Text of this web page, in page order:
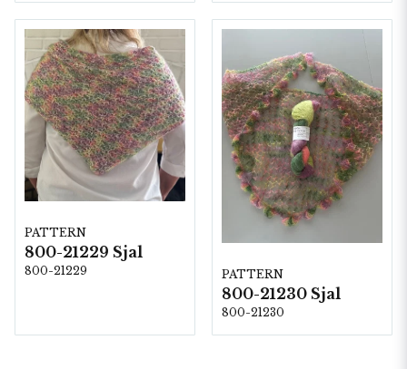
PATTERN
800-21229 Sjal
800-21229 PATTERN
800-21230 Sjal
800-21230